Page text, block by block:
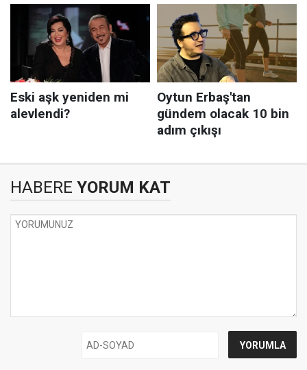
HABERE YORUM KAT